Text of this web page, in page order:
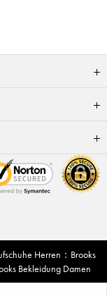
Herren ： Brooks
Bekleidung Damen